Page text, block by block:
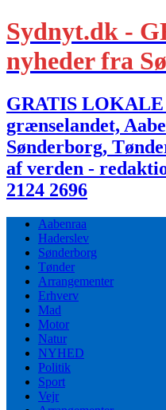
Sydnyt.dk -
nyheder fra
GRATIS
grænselandet,
Sønderborg,
af verden -
2124 2696
Aabenraa
Haderslev
Sønderborg
Tønder
Arrangementer
Erhverv
Mad
Motor
Natur
NYHED
Politik
Sport
Vejr